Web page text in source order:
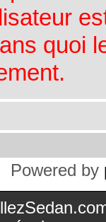
quoi
Powered by